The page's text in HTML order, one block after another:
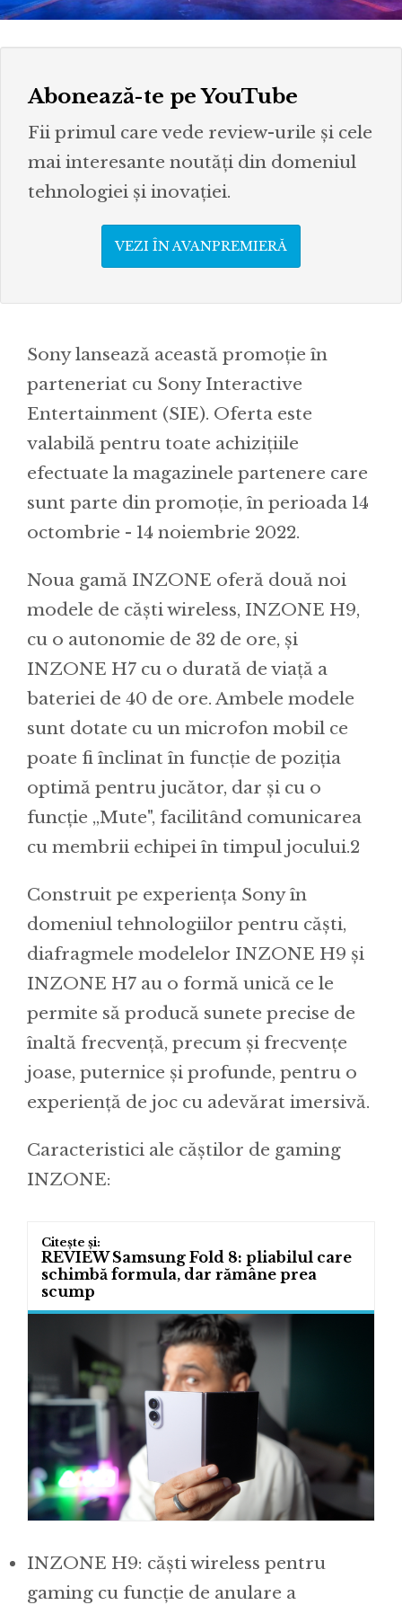
Abonează-te pe YouTube
Fii primul care vede review-urile și cele
mai interesante noutăți din domeniul
tehnologiei și inovației.
VEZI ÎN AVANPREMIERĂ
Sony lansează această promoție în
parteneriat cu Sony Interactive
Entertainment (SIE). Oferta este
valabilă pentru toate achizițiile
efectuate la magazinele partenere care
sunt parte din promoție, în perioada 14
octombrie - 14 noiembrie 2022.
Noua gamă INZONE oferă două noi
modele de căști wireless, INZONE H9,
cu o autonomie de 32 de ore, și
INZONE H7 cu o durată de viață a
bateriei de 40 de ore. Ambele modele
sunt dotate cu un microfon mobil ce
poate fi înclinat în funcție de poziția
optimă pentru jucător, dar și cu o
funcție „Mute", facilitând comunicarea
cu membrii echipei în timpul jocului.2
Construit pe experiența Sony în
domeniul tehnologiilor pentru căști,
diafragmele modelelor INZONE H9 și
INZONE H7 au o formă unică ce le
permite să producă sunete precise de
înaltă frecvență, precum și frecvențe
joase, puternice și profunde, pentru o
experiență de joc cu adevărat imersivă.
Caracteristici ale căștilor de gaming
INZONE:
REVIEW Samsung Fold 8: pliabilul care
schimbă formula, dar rămâne prea
scump
INZONE H9: căști wireless pentru
gaming cu funcție de anulare a